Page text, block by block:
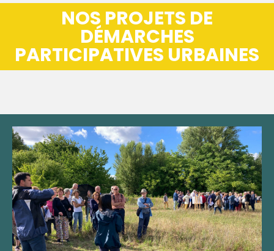
NOS PROJETS DE
DÉMARCHES
PARTICIPATIVES URBAINES